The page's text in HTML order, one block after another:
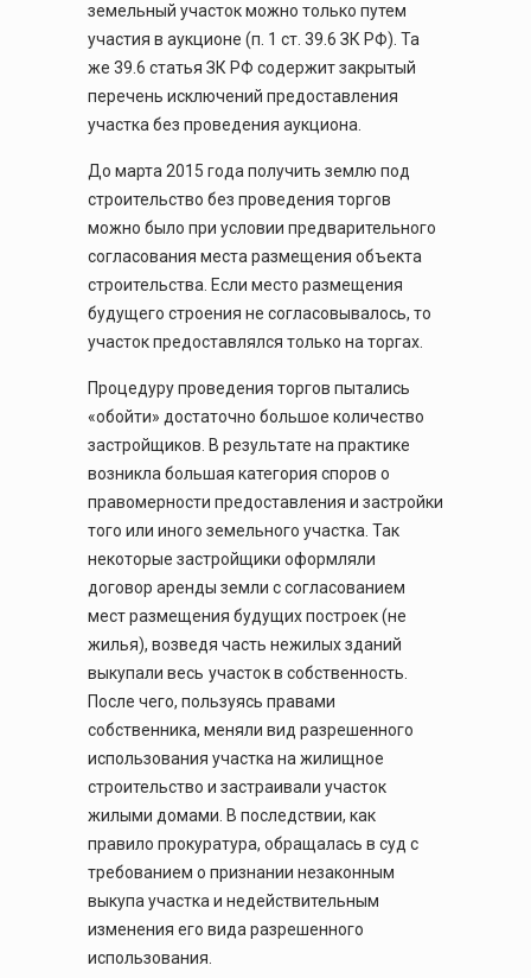
земельный участок можно только путем
участия в аукционе (п. 1 ст. 39.6 ЗК РФ). Та
же 39.6 статья ЗК РФ содержит закрытый
перечень исключений предоставления
участка без проведения аукциона.
До марта 2015 года получить землю под
строительство без проведения торгов
можно было при условии предварительного
согласования места размещения объекта
строительства. Если место размещения
будущего строения не согласовывалось, то
участок предоставлялся только на торгах.
Процедуру проведения торгов пытались
«обойти» достаточно большое количество
застройщиков. В результате на практике
возникла большая категория споров о
правомерности предоставления и застройки
того или иного земельного участка. Так
некоторые застройщики оформляли
договор аренды земли с согласованием
мест размещения будущих построек (не
жилья), возведя часть нежилых зданий
выкупали весь участок в собственность.
После чего, пользуясь правами
собственника, меняли вид разрешенного
использования участка на жилищное
строительство и застраивали участок
жилыми домами. В последствии, как
правило прокуратура, обращалась в суд с
требованием о признании незаконным
выкупа участка и недействительным
изменения его вида разрешенного
использования.